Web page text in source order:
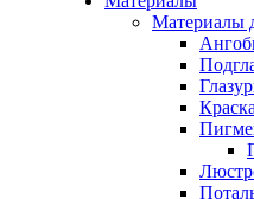
Материалы